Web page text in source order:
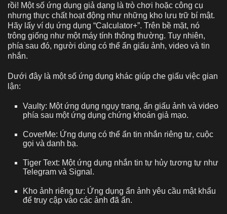
rồi! Một số ứng dụng giả dạng là trò chơi hoặc công cụ
nhưng thực chất hoạt động như những kho lưu trữ bí mật.
Hãy lấy ví dụ ứng dụng “Calculator+”. Trên bề mặt, nó
trông giống như một máy tính thông thường. Tuy nhiên,
phía sau đó, người dùng có thể ẩn giấu ảnh, video và tin
nhắn.
Dưới đây là một số ứng dụng khác giúp che giấu việc gian
lận:
Vaulty: Một ứng dụng ngụy trang, ẩn giấu ảnh và video
phía sau một ứng dụng chứng khoán giả mạo.
CoverMe: Ứng dụng có thể ẩn tin nhắn riêng tư, cuộc
gọi và danh bạ.
Tiger Text: Một ứng dụng nhắn tin tự hủy tương tự như
Telegram và Signal.
Kho ảnh riêng tư: Ứng dụng ẩn ảnh yêu cầu mật khẩu
để truy cập vào các ảnh đã ẩn.